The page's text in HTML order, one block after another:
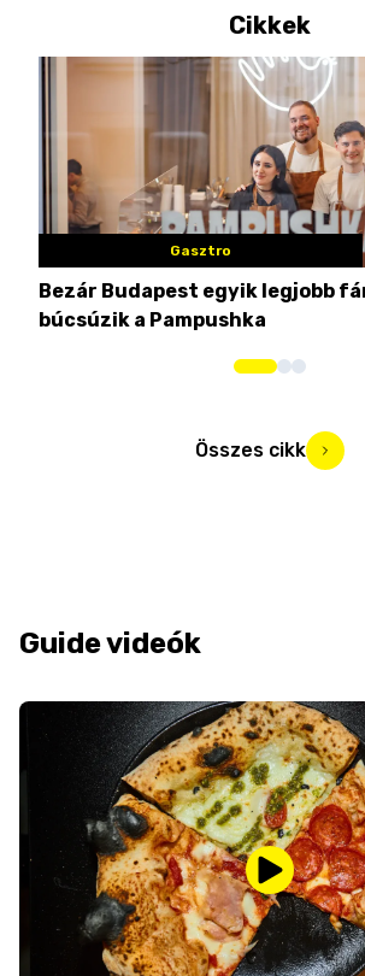
Cikkek
Gasztro
Bezár Budapest egyik legjobb
búcsúzik a Pampushka
Összes cikk
Guide videók